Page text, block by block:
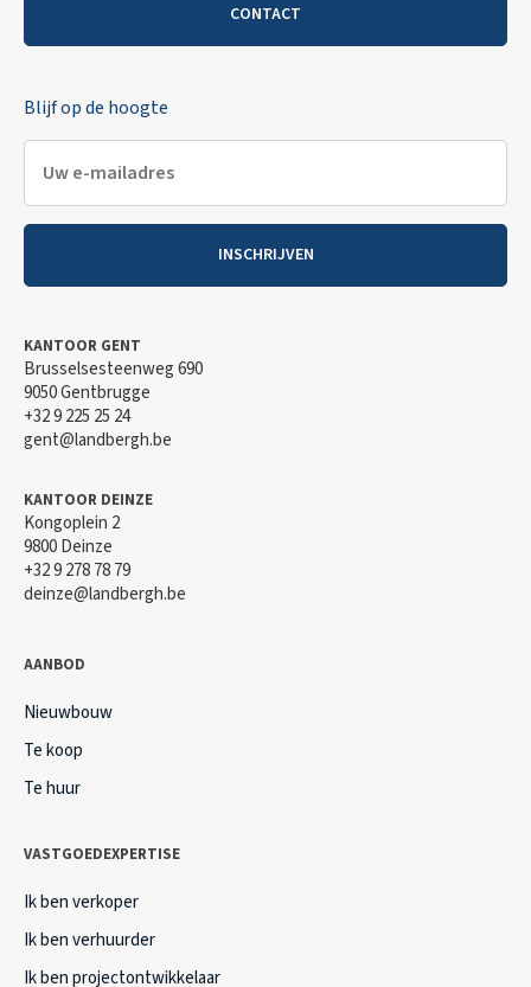
Verwachte huurprijs
Rendement
Future-proof technieken
Download indelingsplan
Bewaren in
CONTACT
Blijf op de hoogte
INSCHRIJVEN
KANTOOR GENT
Brusselsesteenweg 690
9050 Gentbrugge
+32 9 225 25 24
gent@landbergh.be
KANTOOR DEINZE
Kongoplein 2
9800 Deinze
+32 9 278 78 79
deinze@landbergh.be
AANBOD
Nieuwbouw
Te koop
Te huur
VASTGOEDEXPERTISE
Ik ben verkoper
Ik ben verhuurder
Ik ben projectontwikkelaar